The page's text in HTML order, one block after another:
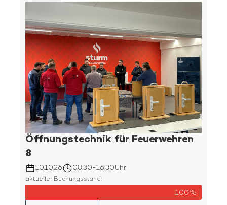
Öffnungstechnik für Feuerwehren
8
10.10.26 08:30-16:30Uhr
aktueller Buchungsstand:
100%